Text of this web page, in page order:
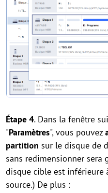
Étape 4. Dans la fenêtre
"Paramètres", vous pouvez
partition sur le disque de
sans redimensionner sera
disque cible est inférieure
source.) De plus :